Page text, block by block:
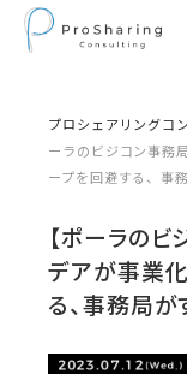
プロシェアリングコ
ーラのビジコン事務
ープを回避する、事
【ポーラの
デアが事業
る、事務局